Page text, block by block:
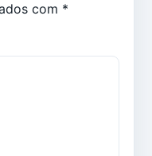
com *